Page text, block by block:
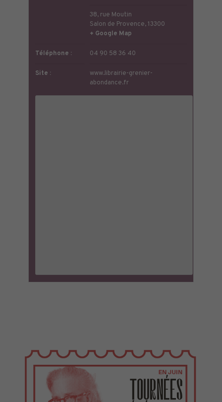
38, rue Moutin
Salon de Provence,13300
+ Google Map
Téléphone : 04 90 58 36 40
Site :
www.librairie-grenier-
abondance.fr